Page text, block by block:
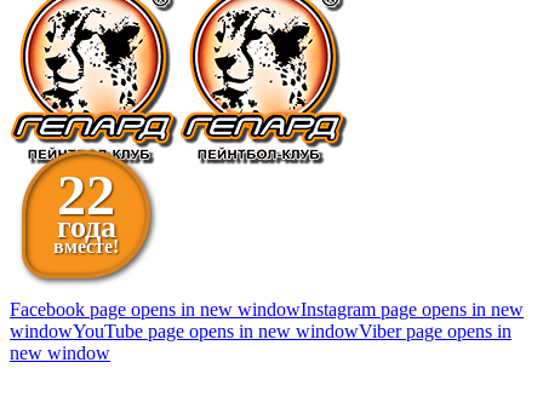
22
года
вместе!
Facebook page opens in new windowInstagram page opens in new
windowYouTube page opens in new windowViber page opens in
new window